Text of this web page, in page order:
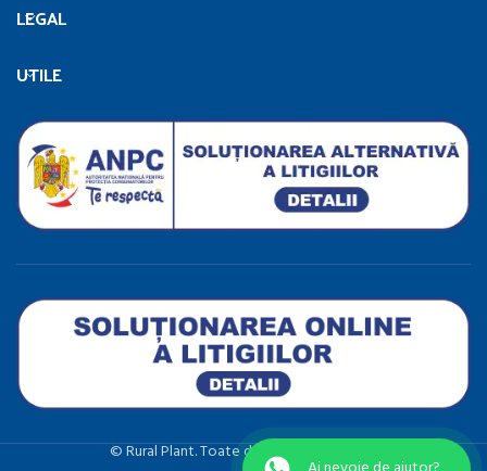
LEGAL
UTILE
©️ Rural Plant. Toate drepturile rezervate.